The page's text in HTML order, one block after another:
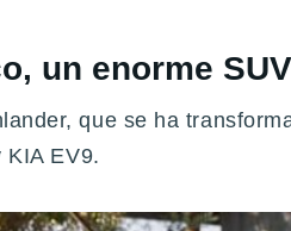
un enorme
que se ha
EV9.